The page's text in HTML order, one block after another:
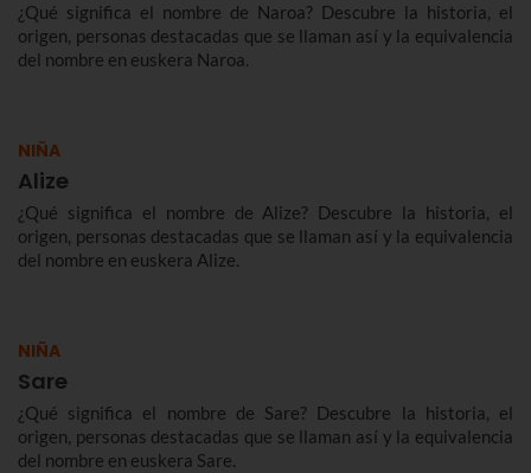
¿Qué significa el nombre de Naroa? Descubre la historia, el
origen, personas destacadas que se llaman así y la equivalencia
del nombre en euskera Naroa.
NIÑA
Alize
¿Qué significa el nombre de Alize? Descubre la historia, el
origen, personas destacadas que se llaman así y la equivalencia
del nombre en euskera Alize.
NIÑA
Sare
¿Qué significa el nombre de Sare? Descubre la historia, el
origen, personas destacadas que se llaman así y la equivalencia
del nombre en euskera Sare.